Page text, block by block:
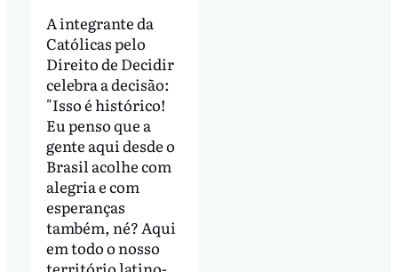
A integrante da
Católicas pelo
Direito de Decidir
celebra a decisão:
"Isso é histórico!
Eu penso que a
gente aqui desde o
Brasil acolhe com
alegria e com
esperanças
também, né? Aqui
em todo o nosso